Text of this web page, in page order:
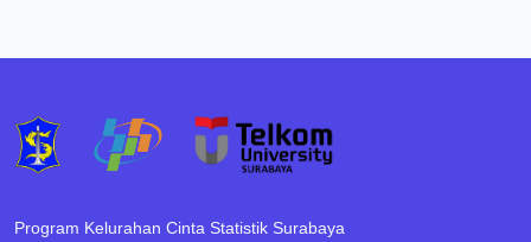
Program Kelurahan Cinta Statistik Surabaya